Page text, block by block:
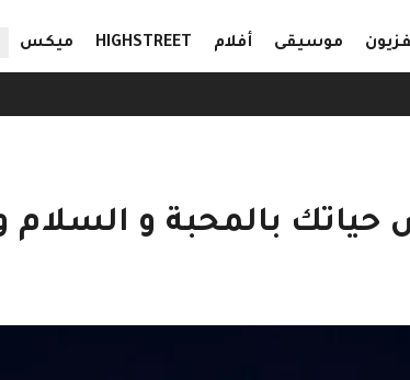
موسيقى أفلام HIGHSTREET ميكس
بالمحبة و السلام و